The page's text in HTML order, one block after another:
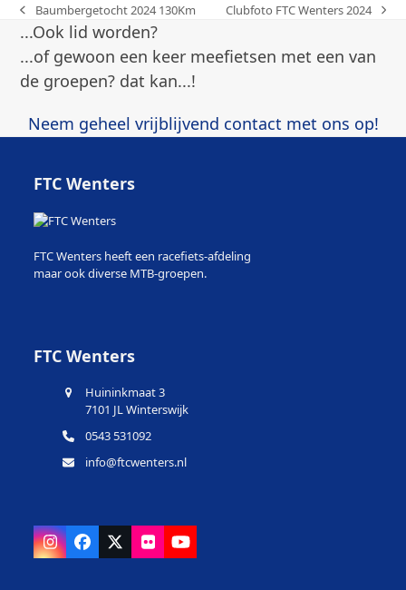
previous
post:
Baumbergetocht 2024 130Km
next
Clubfoto FTC Wenters 2024
...Ook lid worden?
...of gewoon een keer meefietsen met een van
de groepen? dat kan...!
Neem geheel vrijblijvend contact met ons op!
FTC Wenters
FTC Wenters heeft een racefiets-afdeling
maar ook diverse MTB-groepen.
FTC Wenters
Huininkmaat 3
7101 JL Winterswijk
0543 531092
info@ftcwenters.nl
Instagram
Facebook
X FlickrYouTube